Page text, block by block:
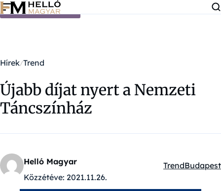
Ugrás a tartalomra
Hírek Trend
Újabb díjat nyert a Nemzeti
Táncszínház
Helló Magyar
Közzétéve: 2021.11.26.
Kategóriák:
TrendBudapest